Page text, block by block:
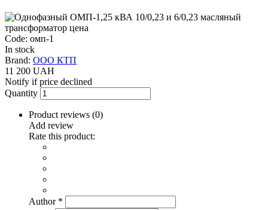
Code: омп-1
In stock
Brand: ООО КТП
11 200 UAH
Notify if price declined
Quantity
Product reviews (0)
Add review
Rate this product:
Author *